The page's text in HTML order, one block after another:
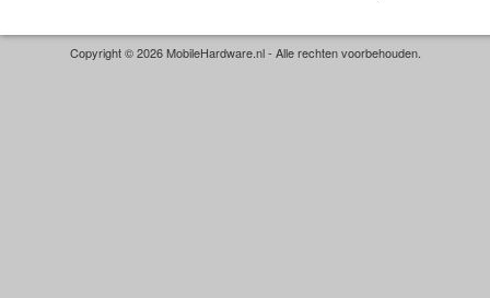
Copyright © 2026 MobileHardware.nl - Alle rechten voorbehouden.